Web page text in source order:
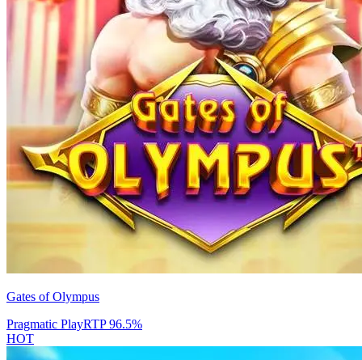
Gates of Olympus
Pragmatic PlayRTP96.5%
HOT